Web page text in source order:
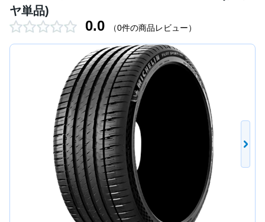
ヤ単品)
0.0 （0件の商品レビュー）